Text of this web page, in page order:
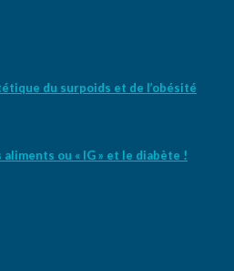
du surpoids et de l’obésité
aliments ou « IG » et le diabète !